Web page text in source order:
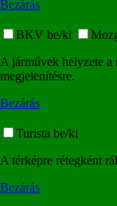
Bezárás
BKV be/ki
A járművek helyzete
megjelenítésre.
Bezárás
Turista be/ki
A térképre rétegként
Bezárás